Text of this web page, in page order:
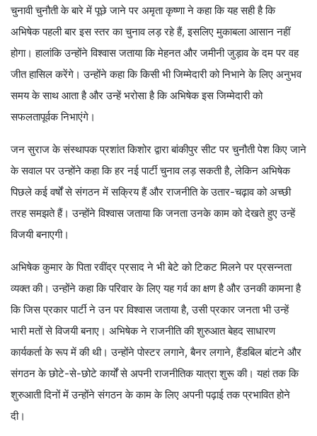
चुनावी चुनौती के बारे में पूछे जाने पर अमृता कृष्णा ने कहा कि यह सही है कि
अभिषेक पहली बार इस स्तर का चुनाव लड़ रहे हैं, इसलिए मुकाबला आसान नहीं
होगा। हालांकि उन्होंने विश्वास जताया कि मेहनत और जमीनी जुड़ाव के दम पर वह
जीत हासिल करेंगे। उन्होंने कहा कि किसी भी जिम्मेदारी को निभाने के लिए अनुभव
समय के साथ आता है और उन्हें भरोसा है कि अभिषेक इस जिम्मेदारी को
सफलतापूर्वक निभाएंगे।
जन सुराज के संस्थापक प्रशांत किशोर द्वारा बांकीपुर सीट पर चुनौती पेश किए जाने
के सवाल पर उन्होंने कहा कि हर नई पार्टी चुनाव लड़ सकती है, लेकिन अभिषेक
पिछले कई वर्षों से संगठन में सक्रिय हैं और राजनीति के उतार-चढ़ाव को अच्छी
तरह समझते हैं। उन्होंने विश्वास जताया कि जनता उनके काम को देखते हुए उन्हें
विजयी बनाएगी।
अभिषेक कुमार के पिता रवींद्र प्रसाद ने भी बेटे को टिकट मिलने पर प्रसन्नता
व्यक्त की। उन्होंने कहा कि परिवार के लिए यह गर्व का क्षण है और उनकी कामना है
कि जिस प्रकार पार्टी ने उन पर विश्वास जताया है, उसी प्रकार जनता भी उन्हें
भारी मतों से विजयी बनाए। अभिषेक ने राजनीति की शुरुआत बेहद साधारण
कार्यकर्ता के रूप में की थी। उन्होंने पोस्टर लगाने, बैनर लगाने, हैंडबिल बांटने और
संगठन के छोटे-से-छोटे कार्यों से अपनी राजनीतिक यात्रा शुरू की। यहां तक कि
शुरुआती दिनों में उन्होंने संगठन के काम के लिए अपनी पढ़ाई तक प्रभावित होने
दी।